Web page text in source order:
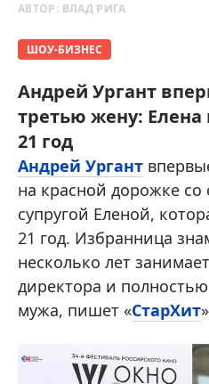
АВТОР: ВЛАД РИГА
ШОУ-БИЗНЕС
Андрей Ургант
третью жену:
21 год
Андрей Ургант
на красной дорожке со
супругой Еленой,
21 год. Избранница
несколько лет
директора и полностью
мужа, пишет «СтарХит